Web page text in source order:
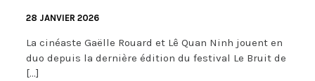
28 JANVIER 2026
La cinéaste Gaëlle Rouard et Lê Quan Ninh jouent en
duo depuis la dernière édition du festival Le Bruit de
[…]